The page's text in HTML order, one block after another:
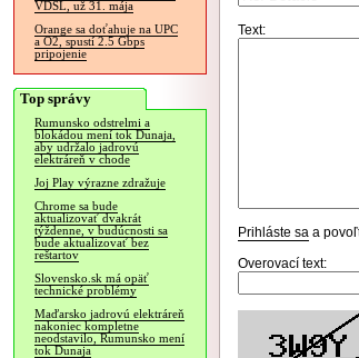
VDSL, už 31. mája
Orange sa doťahuje na UPC
a O2, spustí 2.5 Gbps
pripojenie
Top správy
Rumunsko odstrelmi a
blokádou mení tok Dunaja,
aby udržalo jadrovú
elektráreň v chode
Joj Play výrazne zdražuje
Chrome sa bude
aktualizovať dvakrát
týždenne, v budúcnosti sa
bude aktualizovať bez
reštartov
Slovensko.sk má opäť
technické problémy
Maďarsko jadrovú elektráreň
nakoniec kompletne
neodstavilo, Rumunsko mení
tok Dunaja
Text:
Prihláste sa a
Overovací text: